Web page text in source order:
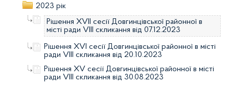
2023 рік
Рішення XVІI сесії Довгинцівської районної в
місті ради VІIІ скликання від 07.12.2023
Рішення XVІ сесії Довгинцівської районної в місті
ради VІIІ скликання від 20.10.2023
Рішення XV сесії Довгинцівської районної в місті
ради VІIІ скликання від 30.08.2023